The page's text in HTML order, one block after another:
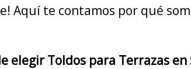
Aquí te contamos por qué
elegir Toldos para Terrazas en